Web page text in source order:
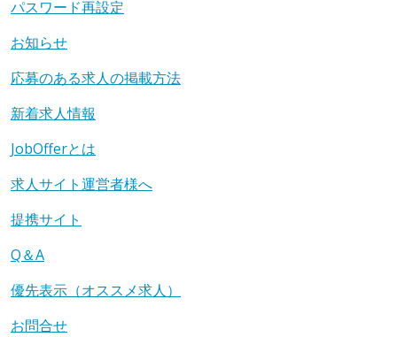
パスワード再設定
お知らせ
応募のある求人の掲載方法
新着求人情報
JobOfferとは
求人サイト運営者様へ
提携サイト
Q＆A
優先表示（オススメ求人）
お問合せ